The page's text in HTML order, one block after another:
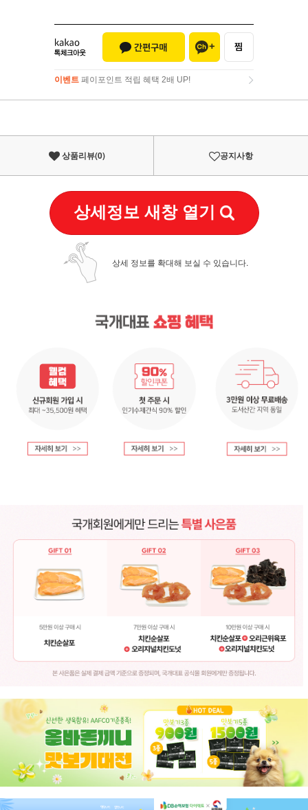
이벤트 페이포인트 적립 혜택 2배 UP!
이벤트페이포인트 적립 혜택 2배 UP!
상품리뷰(0) 공지사항
상세정보 새창 열기
상세 정보를 확대해 보실 수 있습니다.